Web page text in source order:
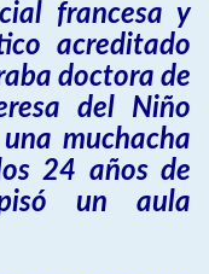
francesa y
acreditado
doctora de
del Niño
muchacha
24 años de
un aula